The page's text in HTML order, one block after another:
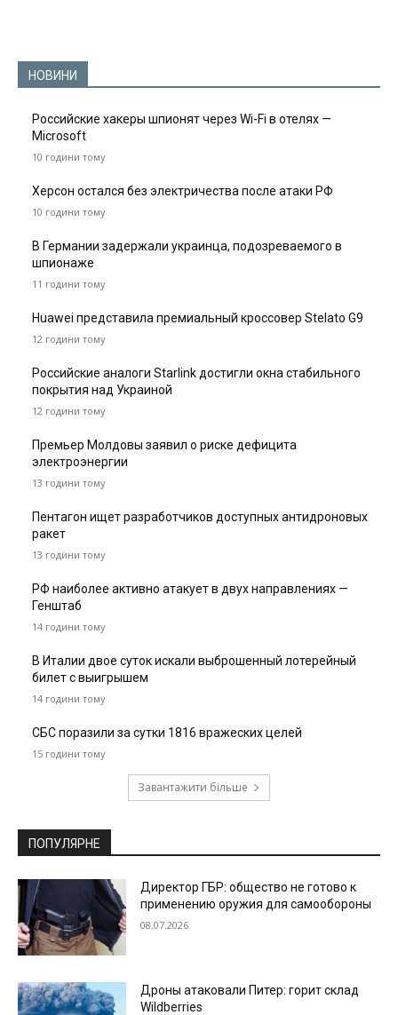
НОВИНИ
Российские хакеры шпионят через Wi-Fi в отелях —
Microsoft
10 години тому
Херсон остался без электричества после атаки РФ
10 години тому
В Германии задержали украинца, подозреваемого в
шпионаже
11 години тому
Huawei представила премиальный кроссовер Stelato G9
12 години тому
Российские аналоги Starlink достигли окна стабильного
покрытия над Украиной
12 години тому
Премьер Молдовы заявил о риске дефицита
электроэнергии
13 години тому
Пентагон ищет разработчиков доступных антидроновых
ракет
13 години тому
РФ наиболее активно атакует в двух направлениях —
Генштаб
14 години тому
В Италии двое суток искали выброшенный лотерейный
билет с выигрышем
14 години тому
СБС поразили за сутки 1816 вражеских целей
15 години тому
Завантажити більше
ПОПУЛЯРНЕ
Директор ГБР: общество не готово к
применению оружия для самообороны
08.07.2026
Дроны атаковали Питер: горит склад
Wildberries